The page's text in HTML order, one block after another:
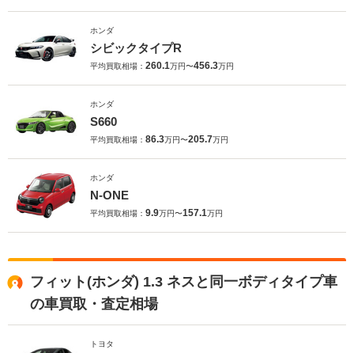
ホンダ
シビックタイプR
平均買取相場： 260.1万円〜456.3万円
ホンダ
S660
平均買取相場： 86.3万円〜205.7万円
ホンダ
N-ONE
平均買取相場： 9.9万円〜157.1万円
フィット(ホンダ) 1.3 ネスと同一ボディタイプ車
の車買取・査定相場
トヨタ